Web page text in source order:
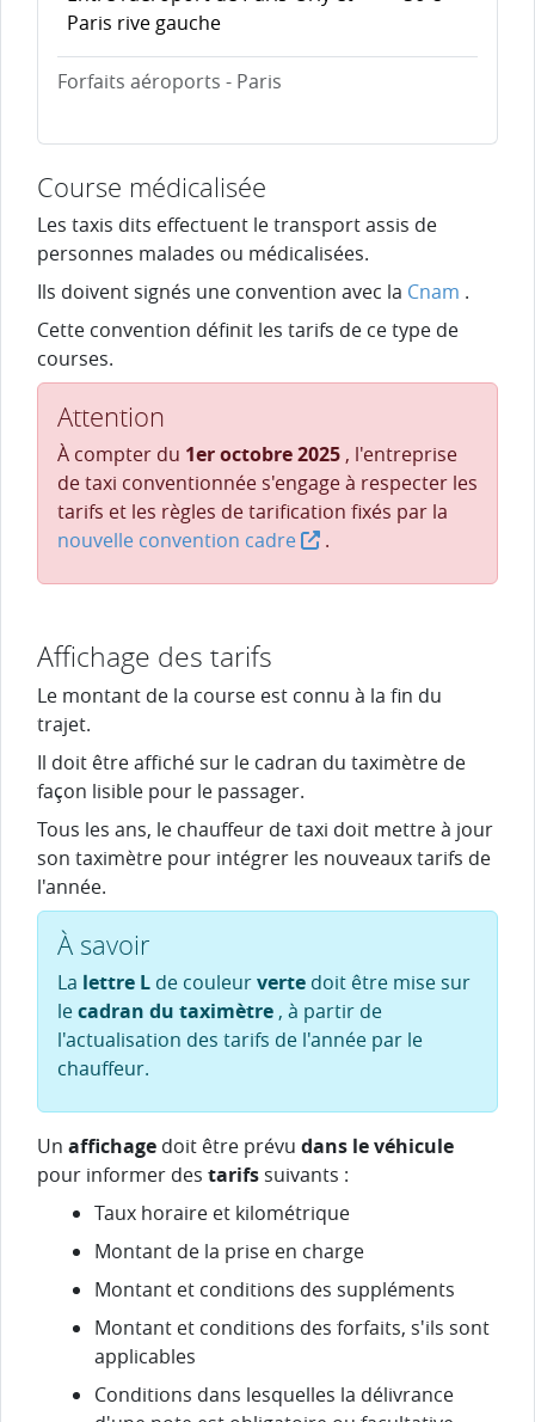
Forfaits aéroports - Paris
Paris rive gauche
Course médicalisée
Les taxis dits effectuent le transport assis de
personnes malades ou médicalisées.
Ils doivent signés une convention avec la Cnam .
Cette convention définit les tarifs de ce type de
courses.
Attention
À compter du 1er octobre 2025 , l'entreprise
de taxi conventionnée s'engage à respecter les
tarifs et les règles de tarification fixés par la
nouvelle convention cadre
.
Affichage des tarifs
Le montant de la course est connu à la fin du
trajet.
Il doit être affiché sur le cadran du taximètre de
façon lisible pour le passager.
Tous les ans, le chauffeur de taxi doit mettre à jour
son taximètre pour intégrer les nouveaux tarifs de
l'année.
À savoir
La lettre L de couleurverte doit être mise sur
lecadran du taximètre , à partir de
l'actualisation des tarifs de l'année par le
chauffeur.
Un affichage doit être prévu dans le véhicule
pour informer des tarifs suivants :
Taux horaire et kilométrique
Montant de la prise en charge
Montant et conditions des suppléments
Montant et conditions des forfaits, s'ils sont
applicables
Conditions dans lesquelles la délivrance